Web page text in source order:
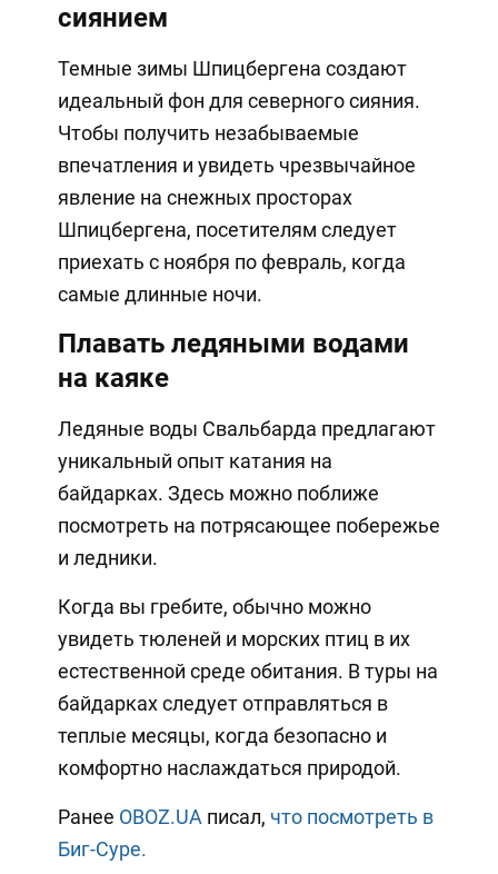
сиянием
Темные зимы Шпицбергена создают
идеальный фон для северного сияния.
Чтобы получить незабываемые
впечатления и увидеть чрезвычайное
явление на снежных просторах
Шпицбергена, посетителям следует
приехать с ноября по февраль, когда
самые длинные ночи.
Плавать ледяными водами
на каяке
Ледяные воды Свальбарда предлагают
уникальный опыт катания на
байдарках. Здесь можно поближе
посмотреть на потрясающее побережье
и ледники.
Когда вы гребите, обычно можно
увидеть тюленей и морских птиц в их
естественной среде обитания. В туры на
байдарках следует отправляться в
теплые месяцы, когда безопасно и
комфортно наслаждаться природой.
Ранее OBOZ.UA писал, что посмотреть в
Биг-Суре.